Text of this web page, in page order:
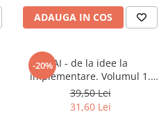
ADAUGA IN COS
-20%AI - de la idee la
implementare. Volumul 1.
Traseul sinuos al Inteligențeii
Artificiale către maturitate
39,50 Lei
31,60 Lei